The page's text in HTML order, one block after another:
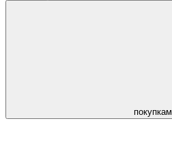
покупкам